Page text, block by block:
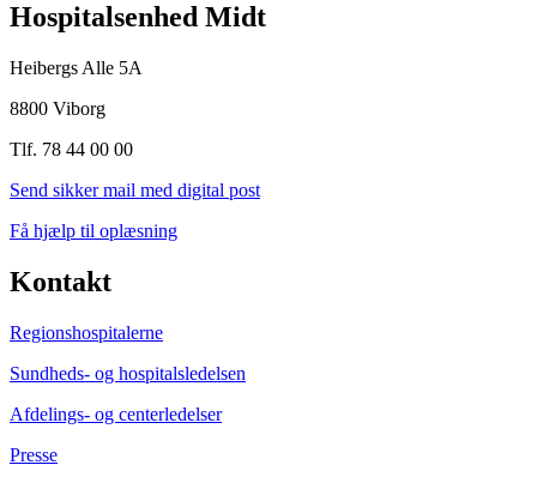
Hospitalsenhed Midt
Heibergs Alle 5A
8800 Viborg
Tlf. 78 44 00 00
Send sikker mail med digital post
Få hjælp til oplæsning
Kontakt
Regionshospitalerne
Sundheds- og hospitalsledelsen
Afdelings- og centerledelser
Presse